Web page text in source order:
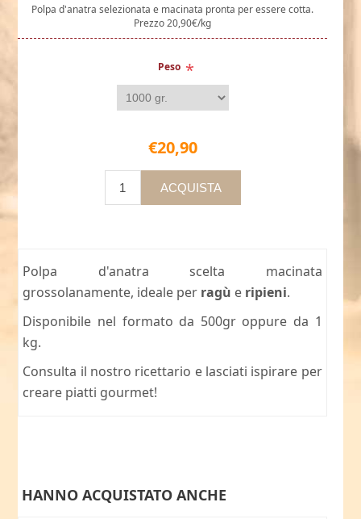
Polpa d'anatra selezionata e macinata pronta per essere cotta.
Prezzo 20,90€/kg
Peso *
€20,90
Polpa d'anatra scelta macinata
grossolanamente, ideale per ragù e ripieni.
Disponibile nel formato da 500gr oppure da 1
kg.
Consulta il nostro ricettario e lasciati ispirare per
creare piatti gourmet!
HANNO ACQUISTATO ANCHE